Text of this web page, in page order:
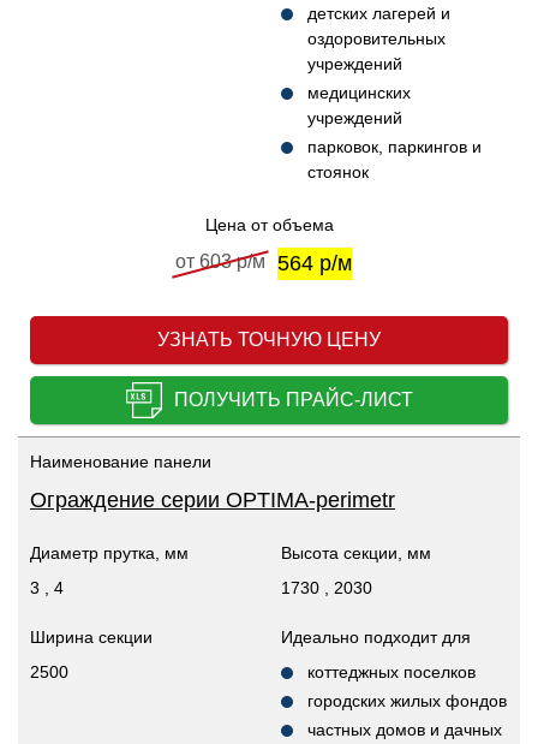
детских лагерей и
оздоровительных
учреждений
медицинских
учреждений
парковок, паркингов и
стоянок
Цена от объема
от 603 р/м 564 р/м
УЗНАТЬ ТОЧНУЮ ЦЕНУ
ПОЛУЧИТЬ ПРАЙС-ЛИСТ
Наименование панели
Ограждение серии OPTIMA-perimetr
Диаметр прутка, мм
3 , 4
Высота секции, мм
1730 , 2030
Ширина секции
2500
Идеально подходит для
коттеджных поселков
городских жилых фондов
частных домов и дачных